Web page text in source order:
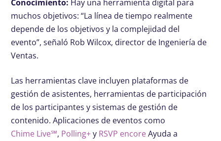
Conocimiento: Hay una herramienta digital para
muchos objetivos: “La línea de tiempo realmente
depende de los objetivos y la complejidad del
evento”, señaló Rob Wilcox, director de Ingeniería de
Ventas.
Las herramientas clave incluyen plataformas de
gestión de asistentes, herramientas de participación
de los participantes y sistemas de gestión de
contenido. Aplicaciones de eventos como
Chime Live℠, Polling+y RSVP encoreAyuda a